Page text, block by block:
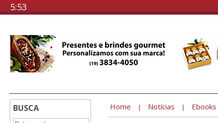
5:53
BUSCA Home | Notícias | Ebooks